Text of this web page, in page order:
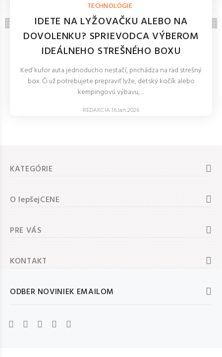
TECHNOLÓGIE
IDETE NA LYŽOVAČKU ALEBO NA
DOVOLENKU? SPRIEVODCA VÝBEROM
IDEÁLNEHO STREŠNÉHO BOXU
Keď kufor auta jednoducho nestačí, prichádza na rad strešný
box. Či už potrebujete prepraviť lyže, detský kočík alebo
kempingovú výbavu, ...
REDAKCIA 16.Jan.2026
ODBER NOVINIEK EMAILOM
KATEGÓRIE
O lepšejCENE
PRE VÁS
KONTAKT